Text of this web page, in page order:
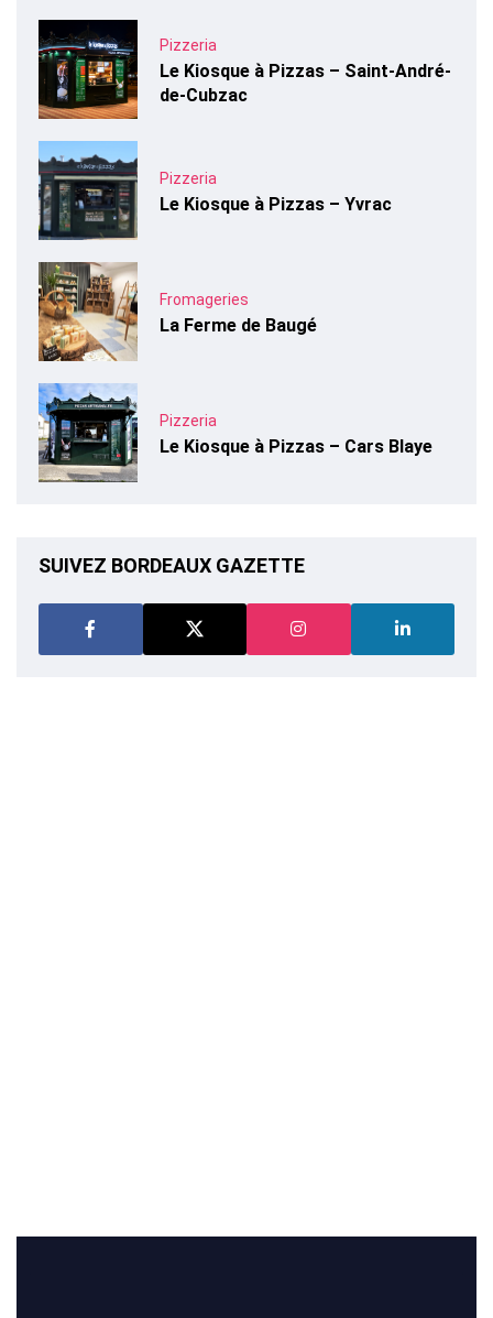
Pizzeria
Le Kiosque à Pizzas – Saint-André-
de-Cubzac
Pizzeria
Le Kiosque à Pizzas – Yvrac
Fromageries
La Ferme de Baugé
Pizzeria
Le Kiosque à Pizzas – Cars Blaye
SUIVEZ BORDEAUX GAZETTE